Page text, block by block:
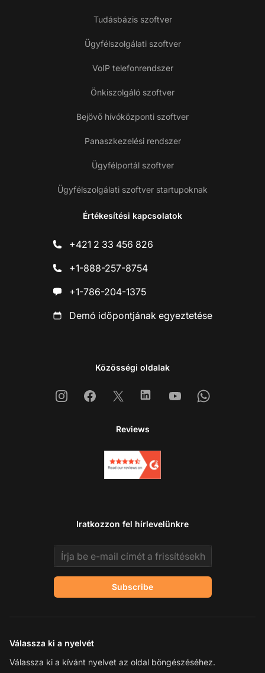
Tudásbázis szoftver
Ügyfélszolgálati szoftver
VoIP telefonrendszer
Önkiszolgáló szoftver
Bejövő hívóközponti szoftver
Panaszkezelési rendszer
Ügyfélportál szoftver
Ügyfélszolgálati szoftver startupoknak
Értékesítési kapcsolatok
+421 2 33 456 826
+1-888-257-8754
+1-786-204-1375
Demó időpontjának egyeztetése
Közösségi oldalak
InstagramFacebook
X LinkedinYoutubeWhatsapp
Reviews
Iratkozzon fel hírlevelünkre
Email address
Subscribe
Válassza ki a nyelvét
Válassza ki a kívánt nyelvet az oldal böngészéséhez.